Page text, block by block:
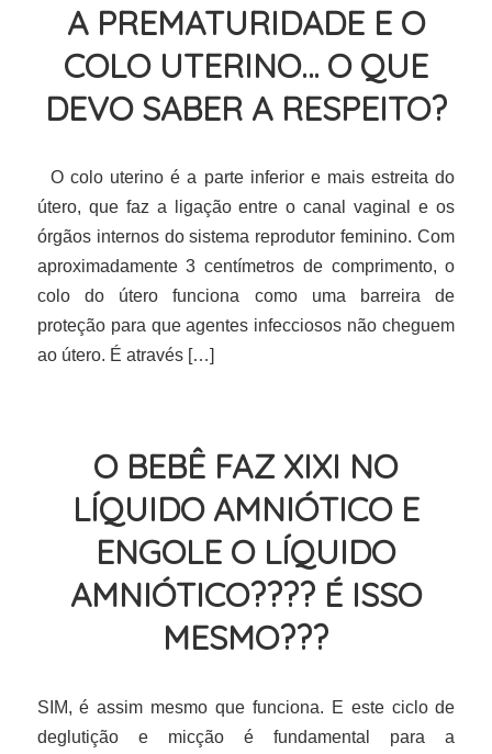
A PREMATURIDADE E O
COLO UTERINO… O QUE
DEVO SABER A RESPEITO?
O colo uterino é a parte inferior e mais estreita do
útero, que faz a ligação entre o canal vaginal e os
órgãos internos do sistema reprodutor feminino. Com
aproximadamente 3 centímetros de comprimento, o
colo do útero funciona como uma barreira de
proteção para que agentes infecciosos não cheguem
ao útero. É através […]
O BEBÊ FAZ XIXI NO
LÍQUIDO AMNIÓTICO E
ENGOLE O LÍQUIDO
AMNIÓTICO???? É ISSO
MESMO???
SIM, é assim mesmo que funciona. E este ciclo de
deglutição e micção é fundamental para a